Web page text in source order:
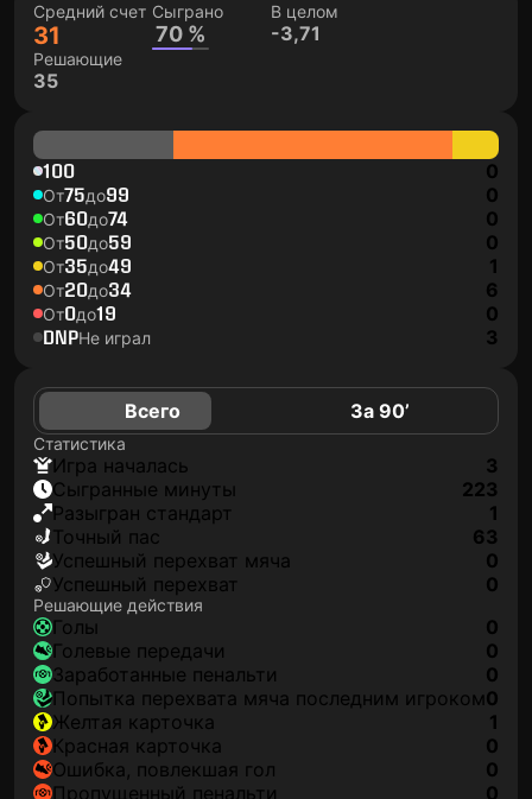
Средний счет
31
Сыграно
70 %
В целом
-3,71
Решающие
35
100 0
От75до99 0
От60до74 0
От50до59 0
От35до49 1
От20до34 6
От0до19 0
DNPНе играл 3
Всего За 90’
Статистика
игра началась
3
сыгранные минуты
223
разыгран стандарт
1
точный пас
63
успешный перехват мяча
0
успешный перехват
0
Решающие действия
голы
0
голевые передачи
0
заработанные пенальти
0
попытка перехвата мяча последним игроком0
желтая карточка
1
красная карточка
0
ошибка, повлекшая гол
0
пропущенный пенальти
0